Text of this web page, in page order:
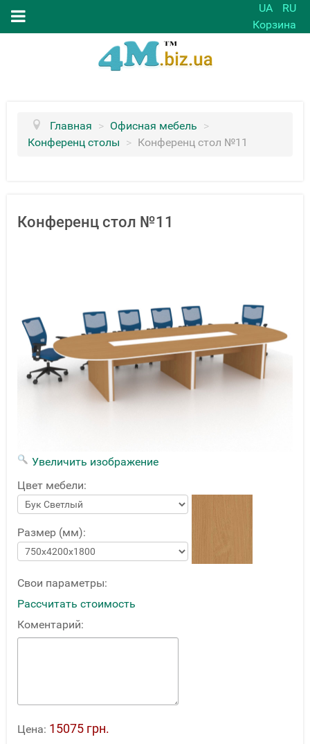
UA
RU
Корзина
Главная > Офисная мебель >
Конференц столы > Конференц стол №11
Конференц стол №11
Увеличить изображение
Цвет мебели:
Размер (мм):
Свои параметры:
Рассчитать стоимость
Коментарий:
Цена: 15075 грн.